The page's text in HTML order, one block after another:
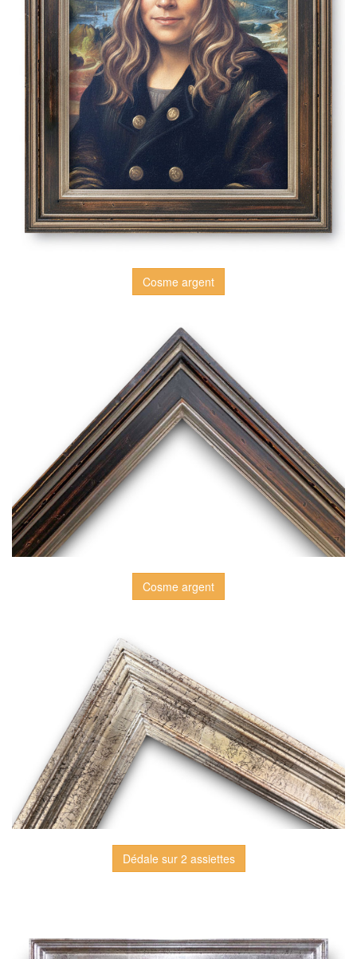
Cosme argent
Cosme argent
Dédale sur 2 assiettes